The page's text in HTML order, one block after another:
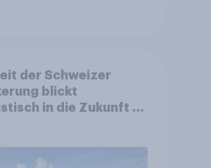
der Schweizer
blickt
in die Zukunft –